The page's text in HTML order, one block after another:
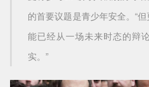
的首要议题是青少年安全。“
能已经从一场未来时态的辩
实。”